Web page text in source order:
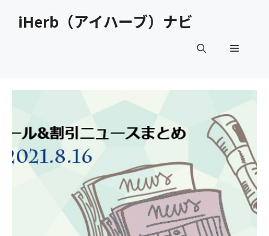
iHerb（アイハーブ）ナビ
メ
ー